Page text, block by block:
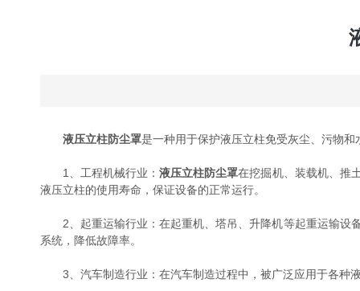
液压立柱防尘罩是一种用于保护液压立柱免受灰尘、污物
1、工程机械行业：液压立柱防尘罩在挖掘机、装载机、推
液压立柱的使用寿命，保证设备的正常运行。
2、起重运输行业：在起重机、塔吊、升降机等起重运输设
系统，降低故障率。
3、汽车制造行业：在汽车制造过程中，被广泛应用于各种